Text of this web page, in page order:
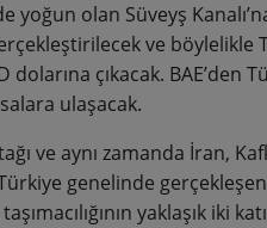
yoğun olan Süveyş
ve böylelikle
çıkacak. BAE’den
ulaşacak.
ve aynı zamanda İran,
genelinde
yaklaşık iki